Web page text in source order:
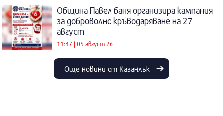
Община Павел баня организира кампания
за доброволно кръводаряване на 27
август
11:47 | 05 август 26
Още новини от Казанлък